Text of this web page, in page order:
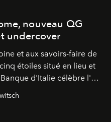
nouveau QG
undercover
et aux savoirs-faire de
étoiles situé en lieu et
d'Italie célèbre l'art
élégance intemporelle.